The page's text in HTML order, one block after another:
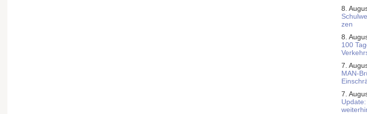
8.
zen
8.
100
7.
MAN-
7.